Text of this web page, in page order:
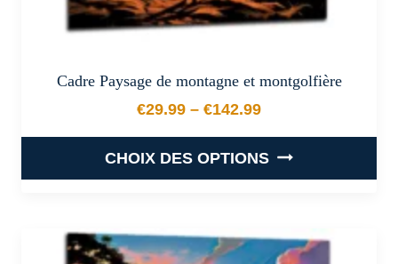
Cadre Paysage de montagne et montgolfière
€29.99 – €142.99
Plage de prix : €29.99 à
CHOIX DES OPTIONS
a